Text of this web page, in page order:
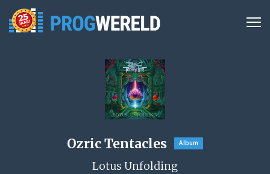
Ozric Tentacles Album
Lotus Unfolding